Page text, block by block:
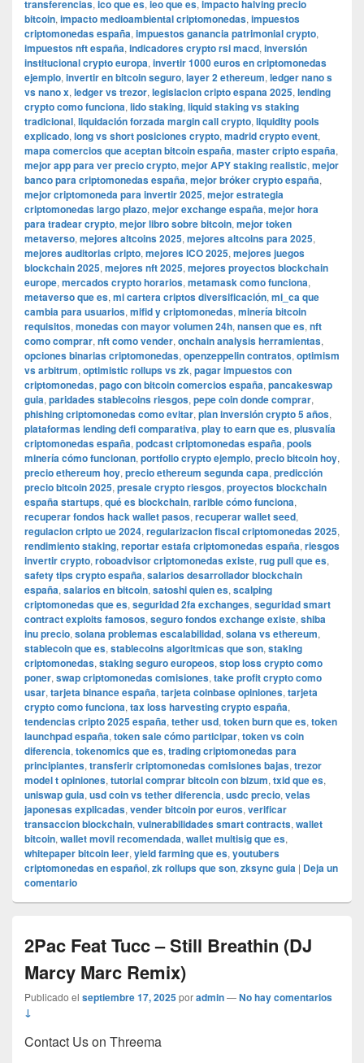
transferencias, ico que es, ieo que es, impacto halving precio
bitcoin, impacto medioambiental criptomonedas, impuestos
criptomonedas españa, impuestos ganancia patrimonial crypto,
impuestos nft españa, indicadores crypto rsi macd, inversión
institucional crypto europa, invertir 1000 euros en criptomonedas
ejemplo, invertir en bitcoin seguro, layer 2 ethereum, ledger nano s
vs nano x, ledger vs trezor, legislacion cripto espana 2025, lending
crypto como funciona, lido staking, liquid staking vs staking
tradicional, liquidación forzada margin call crypto, liquidity pools
explicado, long vs short posiciones crypto, madrid crypto event,
mapa comercios que aceptan bitcoin españa, master cripto españa,
mejor app para ver precio crypto, mejor APY staking realistic, mejor
banco para criptomonedas españa, mejor bróker crypto españa,
mejor criptomoneda para invertir 2025, mejor estrategia
criptomonedas largo plazo, mejor exchange españa, mejor hora
para tradear crypto, mejor libro sobre bitcoin, mejor token
metaverso, mejores altcoins 2025, mejores altcoins para 2025,
mejores auditorias cripto, mejores ICO 2025, mejores juegos
blockchain 2025, mejores nft 2025, mejores proyectos blockchain
europe, mercados crypto horarios, metamask como funciona,
metaverso que es, mi cartera criptos diversificación, mi_ca que
cambia para usuarios, mifid y criptomonedas, minería bitcoin
requisitos, monedas con mayor volumen 24h, nansen que es, nft
como comprar, nft como vender, onchain analysis herramientas,
opciones binarias criptomonedas, openzeppelin contratos, optimism
vs arbitrum, optimistic rollups vs zk, pagar impuestos con
criptomonedas, pago con bitcoin comercios españa, pancakeswap
guia, paridades stablecoins riesgos, pepe coin donde comprar,
phishing criptomonedas como evitar, plan inversión crypto 5 años,
plataformas lending defi comparativa, play to earn que es, plusvalía
criptomonedas españa, podcast criptomonedas españa, pools
minería cómo funcionan, portfolio crypto ejemplo, precio bitcoin hoy,
precio ethereum hoy, precio ethereum segunda capa, predicción
precio bitcoin 2025, presale crypto riesgos, proyectos blockchain
españa startups, qué es blockchain, rarible cómo funciona,
recuperar fondos hack wallet pasos, recuperar wallet seed,
regulacion cripto ue 2024, regularizacion fiscal criptomonedas 2025,
rendimiento staking, reportar estafa criptomonedas españa, riesgos
invertir crypto, roboadvisor criptomonedas existe, rug pull que es,
safety tips crypto españa, salarios desarrollador blockchain
españa, salarios en bitcoin, satoshi quien es, scalping
criptomonedas que es, seguridad 2fa exchanges, seguridad smart
contract exploits famosos, seguro fondos exchange existe, shiba
inu precio, solana problemas escalabilidad, solana vs ethereum,
stablecoin que es, stablecoins algoritmicas que son, staking
criptomonedas, staking seguro europeos, stop loss crypto como
poner, swap criptomonedas comisiones, take profit crypto como
usar, tarjeta binance españa, tarjeta coinbase opiniones, tarjeta
crypto como funciona, tax loss harvesting crypto españa,
tendencias cripto 2025 españa, tether usd, token burn que es, token
launchpad españa, token sale cómo participar, token vs coin
diferencia, tokenomics que es, trading criptomonedas para
principiantes, transferir criptomonedas comisiones bajas, trezor
model t opiniones, tutorial comprar bitcoin con bizum, txid que es,
uniswap guia, usd coin vs tether diferencia, usdc precio, velas
japonesas explicadas, vender bitcoin por euros, verificar
transaccion blockchain, vulnerabilidades smart contracts, wallet
bitcoin, wallet movil recomendada, wallet multisig que es,
whitepaper bitcoin leer, yield farming que es, youtubers
criptomonedas en español, zk rollups que son, zksync guia | Deja un
comentario
2Pac Feat Tucc – Still Breathin (DJ
Marcy Marc Remix)
Publicado el septiembre 17, 2025poradmin—No hay comentarios
↓
Contact Us on Threema